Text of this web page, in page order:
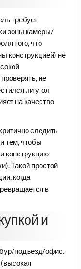
требует
зоны камеры/
того, что
конструкцией) не
не
ли угол
на качество
следить
тем, чтобы
конструкцию
Такой простой
когда
в
и
подъезд/офис.​